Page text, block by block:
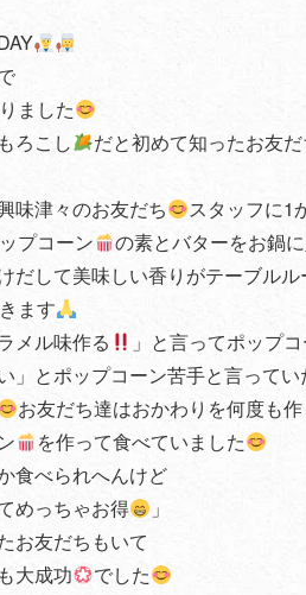
ました
ろこし
だと初めて知ったお友
味津々のお友だち
スタッフに1
プコーン
の素とバターをお鍋
だして美味しい香りがテーブル
ます
メル味作る
」と言ってポップ
」とポップコーン苦手と言って
お友だち達はおかわりを何度も
を作って食べていました
食べられへんけど
めっちゃお得
」
お友だちもいて
大成功
でした